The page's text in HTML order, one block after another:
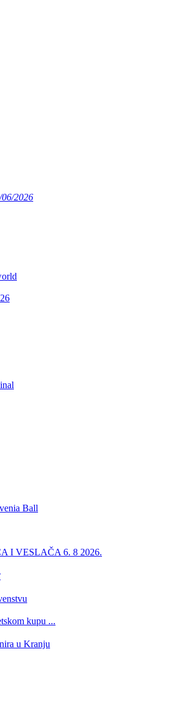
06/2026
Ball
I VESLAČA 6. 8 2026.
kupu ...
u Kranju